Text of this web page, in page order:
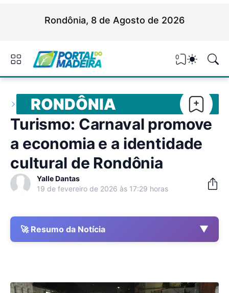
Rondônia, 8 de Agosto de 2026
0
RONDÔNIA
Turismo: Carnaval promove
a economia e a identidade
cultural de Rondônia
Yalle Dantas
19 de fevereiro de 2026 às 17:29 horas
🚀 Resumo da Notícia ▼